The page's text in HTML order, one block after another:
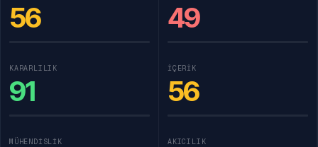
56 49
KARARLILIK
91
İÇERIK
56
MÜHENDISLIK AKICILIK